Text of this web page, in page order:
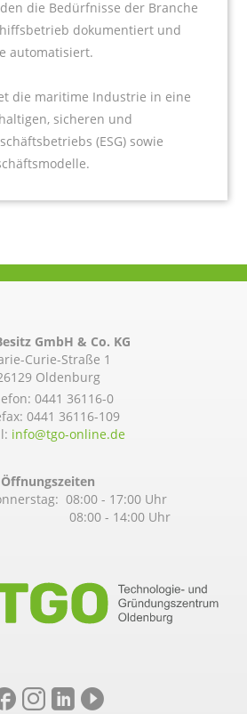
die Bedürfnisse der Branche
dokumentiert und
automatisiert.
die maritime Industrie in eine
sicheren und
(ESG) sowie
GmbH & Co. KG
Curie-Straße 1
Oldenburg
0441 36116-0
0441 36116-109
info@­tgo-online.de
Öffnungszeiten
08:00 - 17:00 Uhr
08:00 - 14:00 Uhr